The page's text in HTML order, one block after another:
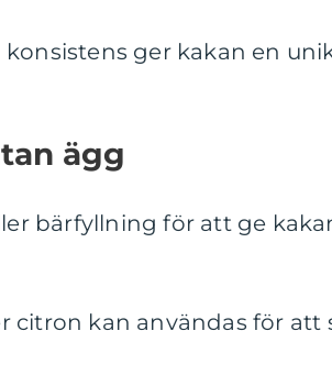
ger kakan en
ägg
bärfyllning för att ge
citron kan användas för att